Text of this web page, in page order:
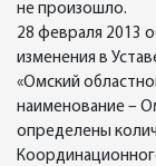
не произошло.
28 февраля 2013
изменения в
«Омский
наименование –
определены